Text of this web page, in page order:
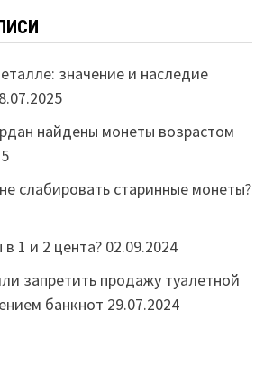
значение и наследие
найдены монеты возрастом
слабировать старинные монеты?
1 и 2 цента? 02.09.2024
запретить продажу туалетной
банкнот 29.07.2024